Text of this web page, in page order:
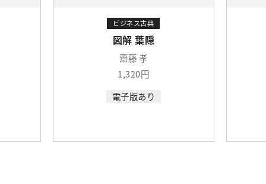
ビジネス古典
図解 葉隠
齋藤 孝
1,320円
電子版あり